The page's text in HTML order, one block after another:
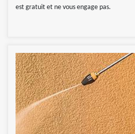
est gratuit et ne vous engage pas.